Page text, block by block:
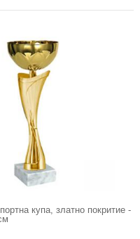
купа, златно покритие -